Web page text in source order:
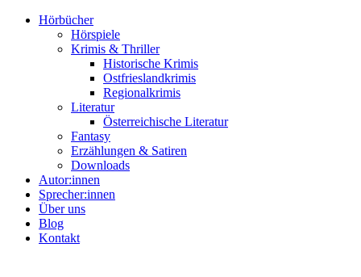
Hörbücher
Hörspiele
Krimis & Thriller
Historische Krimis
Ostfrieslandkrimis
Regionalkrimis
Literatur
Österreichische Literatur
Fantasy
Erzählungen & Satiren
Downloads
Autor:innen
Sprecher:innen
Über uns
Blog
Kontakt